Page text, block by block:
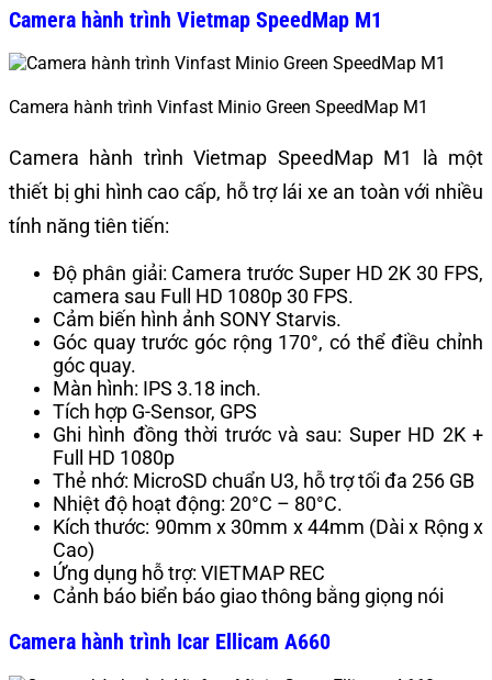
Camera hành trình Vietmap SpeedMap M1
Camera hành trình Vinfast Minio Green SpeedMap M1
​Camera hành trình Vietmap SpeedMap M1 là một
thiết bị ghi hình cao cấp, hỗ trợ lái xe an toàn với nhiều
tính năng tiên tiến:​
Độ phân giải: Camera trước Super HD 2K 30 FPS,
camera sau Full HD 1080p 30 FPS.
Cảm biến hình ảnh SONY Starvis.
Góc quay trước góc rộng 170°, có thể điều chỉnh
góc quay.
Màn hình: IPS 3.18 inch.
Tích hợp G-Sensor, GPS
Ghi hình đồng thời trước và sau: Super HD 2K +
Full HD 1080p
Thẻ nhớ: MicroSD chuẩn U3, hỗ trợ tối đa 256 GB
Nhiệt độ hoạt động: 20°C – 80°C.​
Kích thước: 90mm x 30mm x 44mm (Dài x Rộng x
Cao)
Ứng dụng hỗ trợ: VIETMAP REC
Cảnh báo biển báo giao thông bằng giọng nói
Camera hành trình Icar Ellicam A660